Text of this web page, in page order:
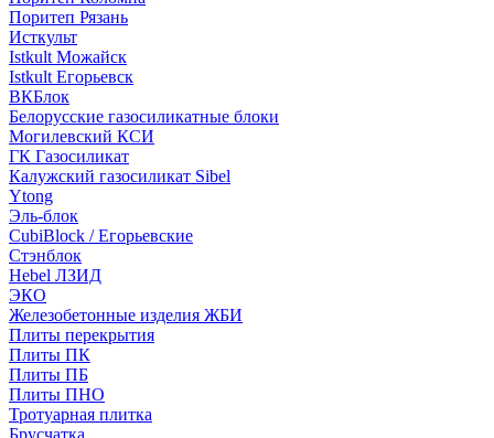
Поритеп Рязань
Исткульт
Istkult Можайск
Istkult Егорьевск
ВКБлок
Белорусские газосиликатные блоки
Могилевский КСИ
ГК Газосиликат
Калужский газосиликат Sibel
Ytong
Эль-блок
CubiBlock / Егорьевские
Стэнблок
Hebel ЛЗИД
ЭКО
Железобетонные изделия ЖБИ
Плиты перекрытия
Плиты ПК
Плиты ПБ
Плиты ПНО
Тротуарная плитка
Брусчатка